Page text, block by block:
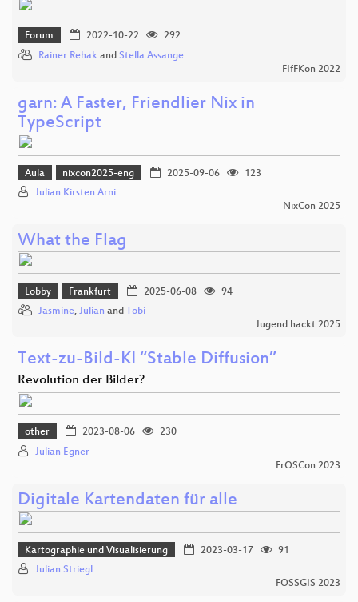
Forum 2022-10-22
292
Rainer Rehak and Stella Assange
FIfFKon 2022
garn: A Faster, Friendlier Nix in
TypeScript
Aula nixcon2025-eng 2025-09-06
123
Julian Kirsten Arni
NixCon 2025
What the Flag
Lobby Frankfurt 2025-06-08
94
Jasmine, Julian and Tobi
Jugend hackt 2025
Text-zu-Bild-KI “Stable Diffusion”
Revolution der Bilder?
other 2023-08-06
230
Julian Egner
FrOSCon 2023
Digitale Kartendaten für alle
Kartographie und Visualisierung 2023-03-17
91
Julian Striegl
FOSSGIS 2023